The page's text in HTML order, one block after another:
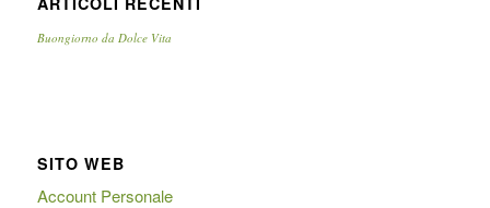
Buongiorno da Dolce Vita
SITO WEB
Account Personale